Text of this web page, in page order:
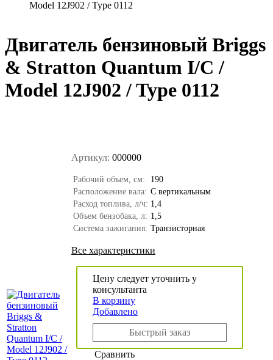
Model 12J902 / Type 0112
Двигатель бензиновый Briggs
& Stratton Quantum I/C /
Model 12J902 / Type 0112
Артикул: 000000
Рабочий объем, см:
190
Расположение вала: С вертикальным
Расход топлива, л/ч: 1,4
Объем бензобака, л: 1,5
Система зажигания: Транзисторная
Все характеристики
Цену следует уточнить у
консультанта
В корзину
Добавлено
Быстрый заказ
Сравнить